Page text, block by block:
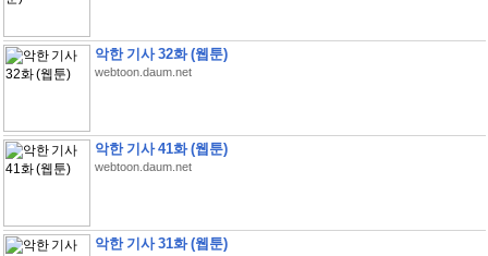
악한 기사 32화 (웹툰)
webtoon.daum.net
악한 기사 41화 (웹툰)
webtoon.daum.net
악한 기사 31화 (웹툰)